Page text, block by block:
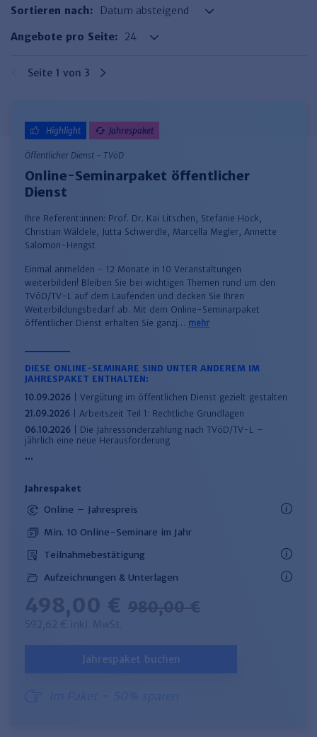
Personalmanagement und
Organisation
Personalentwicklung und
Entgeltabrechnung
Steuerkanzlei und Gebühren
Familien- und Erbrecht
Miet- und WE-Recht
Sozialrecht
Insolvenzrecht
Medizinrecht
Miet- und Bestandsverwaltung
SGB & Sozialwesen
Arbeitsschutz & BGM
Betriebliches
Gesundheitsmanagement
Finden Sie Ihr Thema
Haufe Personal Office
Haufe Finance Office
Haufe Zeugnis Manager
Sozialrechtprodukte
Haufe Arbeitsschutz
Haufe TVöD/TV-L Office
Haufe Immobilien
Sortieren nach:
Angebote pro Seite:
Seite 1 von 3
Highlight Jahrespaket
Öffentlicher Dienst - TVöD
Online-Seminarpaket öffentlicher
Dienst
Ihre Referent:innen: Prof. Dr. Kai Litschen, Stefanie Hock,
Christian Wäldele, Jutta Schwerdle, Marcella Megler, Annette
Salomon-Hengst
Einmal anmelden - 12 Monate in 10 Veranstaltungen
weiterbilden! Bleiben Sie bei wichtigen Themen rund um den
TVöD/TV-L auf dem Laufenden und decken Sie Ihren
Weiterbildungsbedarf ab. Mit dem Online-Seminarpaket
öffentlicher Dienst erhalten Sie ganzj… mehr
DIESE ONLINE-SEMINARE SIND UNTER ANDEREM IM
JAHRESPAKET ENTHALTEN:
10.09.2026 | Vergütung im öffentlichen Dienst gezielt gestalten
21.09.2026 | Arbeitszeit Teil 1: Rechtliche Grundlagen
06.10.2026 | Die Jahressonderzahlung nach TVöD/TV-L –
jährlich eine neue Herausforderung
Jahrespaket
Online – Jahrespreis
Min. 10 Online-Seminare im Jahr
Teilnahmebestätigung
Aufzeichnungen & Unterlagen
498,00 € 980,00 €
592,62 € inkl. MwSt.
Jahrespaket buchen
Im Paket - 50% sparen